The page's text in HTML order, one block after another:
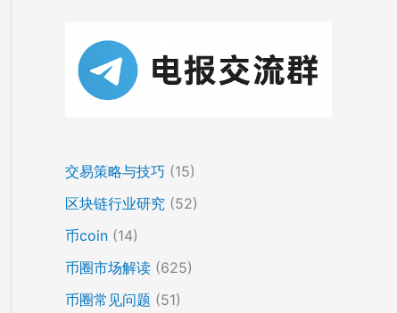
交易策略与技巧 (15)
区块链行业研究 (52)
币coin (14)
币圈市场解读 (625)
币圈常见问题 (51)